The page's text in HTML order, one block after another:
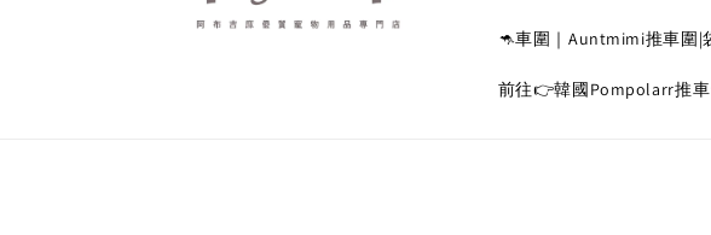
🦘車圍｜Auntmimi推車圍|
前往👉韓國Pompolarr推